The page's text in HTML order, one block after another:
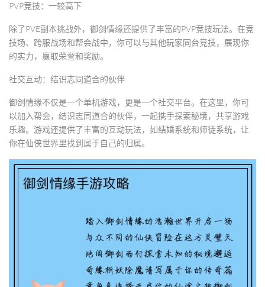
PVP竞技：一较高下
除了PVE副本挑战外，御剑情缘还提供了丰富的PVP竞技玩法。在竞
技场、跨服战场和帮会战中，你可以与其他玩家同台竞技，展现你
的实力，赢取荣誉和奖励。
社交互动：结识志同道合的伙伴
御剑情缘不仅是一个单机游戏，更是一个社交平台。在这里，你可
以加入帮会，结识志同道合的伙伴，一起携手探索秘境，共享游戏
乐趣。游戏还提供了丰富的互动玩法，如结婚系统和师徒系统，让
你在仙侠世界里找到属于自己的归属。